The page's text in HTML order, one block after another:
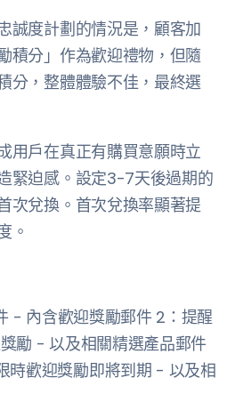
誠度計劃的情況是，顧客加
積分」作為歡迎禮物，但隨
分，整體體驗不佳，最終選
用戶在真正有購買意願時立
緊迫感。設定3-7天後過期的
次兌換。首次兌換率顯著提
。
- 內含歡迎獎勵郵件 2：提醒
勵 - 以及相關精選產品郵件
時歡迎獎勵即將到期 - 以及相